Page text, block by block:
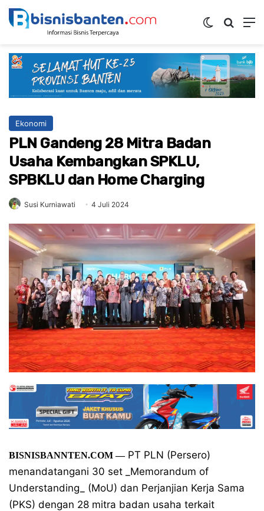
Switch skin
Ekonomi
PLN Gandeng 28 Mitra Badan
Usaha Kembangkan SPKLU,
SPBKLU dan Home Charging
Susi Kurniawati 4 Juli 2024
BISNISBANNTEN.COM —PT PLN (Persero)
menandatangani 30 set _Memorandum of
Understanding_ (MoU) dan Perjanjian Kerja Sama
(PKS) dengan 28 mitra badan usaha terkait